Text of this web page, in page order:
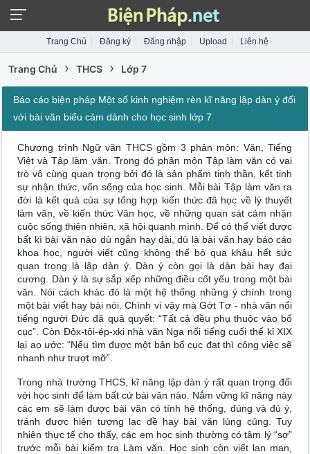
Trang Chủ Đăng ký Đăng nhập Upload Liên hệ
Trang Chủ › THCS › Lớp 7
Báo cáo biện pháp Một số kinh nghiệm rèn kĩ năng lập dàn ý đối
với bài văn biểu cảm dành cho học sinh lớp 7
Chương trình Ngữ văn THCS gồm 3 phân môn: Văn, Tiếng
Việt và Tập làm văn. Trong đó phân môn Tập làm văn có vai
trò vô cùng quan trọng bởi đó là sản phẩm tinh thần, kết tinh
sự nhận thức, vốn sống của học sinh. Mỗi bài Tập làm văn ra
đời là kết quả của sự tổng hợp kiến thức đã học về lý thuyết
làm văn, về kiến thức Văn học, về những quan sát cảm nhận
cuộc sống thiên nhiên, xã hội quanh mình. Để có thể viết được
bất kì bài văn nào dù ngắn hay dài, dù là bài văn hay báo cáo
khoa học, người viết cũng không thể bỏ qua khâu hết sức
quan trọng là lập dàn ý. Dàn ý còn gọi là dàn bài hay đại
cương. Dàn ý là sự sắp xếp những điều cốt yếu trong một bài
văn. Nói cách khác đó là một hệ thống những ý chính trong
một bài viết hay bài nói. Chính vì vậy mà Gớt Tơ - nhà văn nổi
tiếng người Đức đã quả quyết: “Tất cả đều phụ thuộc vào bố
cục”. Còn Đôx-tôi-ép-xki nhà văn Nga nổi tiếng cuối thế kỉ XIX
lại ao ước: “Nếu tìm được một bản bố cục đạt thì công việc sẽ
nhanh như trượt mỡ”.
Trong nhà trường THCS, kĩ năng lập dàn ý rất quan trọng đối
với học sinh để làm bất cứ bài văn nào. Nắm vững kĩ năng này
các em sẽ làm được bài văn có tính hệ thống, đúng và đủ ý,
tránh được hiện tượng lạc đề hay bài văn lủng củng. Tuy
nhiên thực tế cho thấy, các em học sinh thường có tâm lý “sợ”
trước mỗi bài kiểm tra Làm văn. Học sinh còn viết lan man,